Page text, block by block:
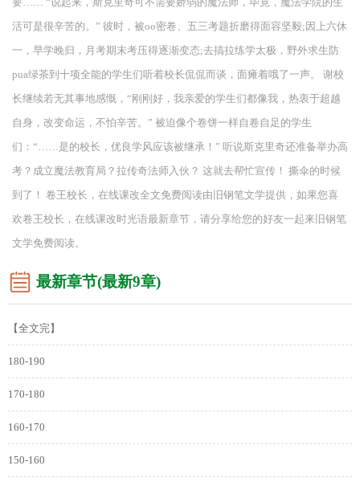
要…… “说起来，斯克里奇可不需要娇弱的魔法师，毕竟，魔法学院的生
活可是很辛苦的。” 彼时，被oo密卷、五三考题折磨得面容坚毅;因上六休
一，早学晚归，月考期末考压得逐渐变态;去搞拉练学太极，野外求生防
pua绿茶到十项全能的学生们听着校长侃侃而谈，面瘫着哦了一声。 谢校
长继续若无其事地感慨，“刚刚好，我亲爱的学生们都像我，热衷于超越
自身，改变命运，不怕辛苦。” 被迫像个卷饼一样自卷自足的学生
们：“……是的校长，优良学风应该被继承！” 听说斯克里奇还准备举办高
考？成立魔法教育局？拉传奇法师入伙？ 这就去帮忙宣传！ 撕伞的时候
到了！ 卷王校长，在线课改全文免费阅读由旧钢笔文学提供，如果您喜
欢卷王校长，在线课改时光语最新章节，请分享给您的好友一起来旧钢笔
文学免费阅读。
最新章节(最新9章)
【全文完】
180-190
170-180
160-170
150-160